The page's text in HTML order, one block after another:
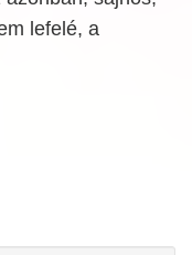
lefelé, a